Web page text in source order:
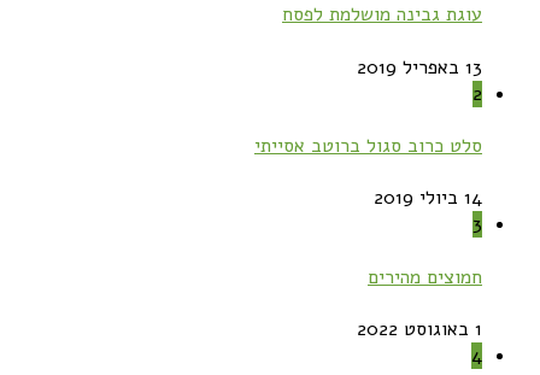
עוגת גבינה מושלמת לפסח
13 באפריל 2019
2
סלט כרוב סגול ברוטב אסייתי
14 ביולי 2019
3
חמוצים מהירים
1 באוגוסט 2022
4